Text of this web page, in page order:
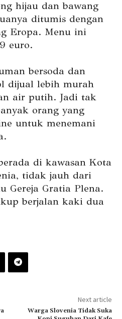
hijau dan bawang
ditumis dengan
Eropa. Menu ini
euro.
bersoda dan
dijual lebih murah
air putih. Jadi tak
orang yang
untuk menemani
di kawasan Kota
tidak jauh dari
Gereja Gratia Plena.
berjalan kaki dua
Next article
Warga Slovenia Tidak Suka